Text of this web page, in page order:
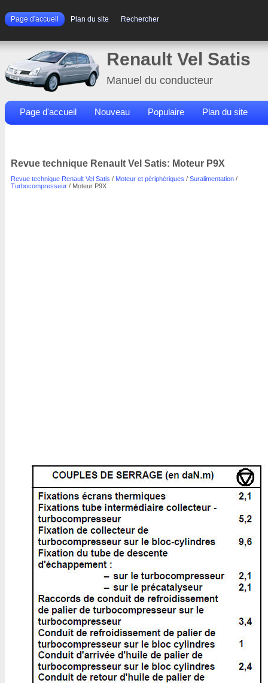
Page d'accueil Plan du site Rechercher
Renault Vel Satis
Manuel du conducteur
Page d'accueil Nouveau Populaire Plan du site
Revue technique Renault Vel Satis: Moteur P9X
Revue technique Renault Vel Satis / Moteur et périphériques / Suralimentation /
Turbocompresseur / Moteur P9X